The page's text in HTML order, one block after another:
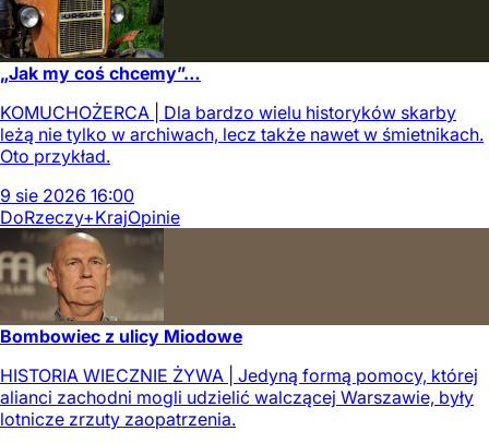
„Jak my coś chcemy”…
KOMUCHOŻERCA | Dla bardzo wielu historyków skarby
leżą nie tylko w archiwach, lecz także nawet w śmietnikach.
Oto przykład.
9 sie 2026 16:00
DoRzeczy+KrajOpinie
Bombowiec z ulicy Miodowe
HISTORIA WIECZNIE ŻYWA | Jedyną formą pomocy, której
alianci zachodni mogli udzielić walczącej Warszawie, były
lotnicze zrzuty zaopatrzenia.